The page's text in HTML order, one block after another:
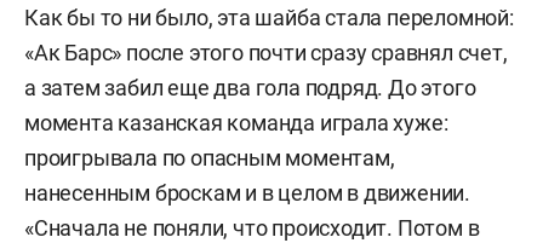
Как бы то ни было, эта шайба стала переломной:
«Ак Барс» после этого почти сразу сравнял счет,
а затем забил еще два гола подряд. До этого
момента казанская команда играла хуже:
проигрывала по опасным моментам,
нанесенным броскам и в целом в движении.
«Сначала не поняли, что происходит. Потом в